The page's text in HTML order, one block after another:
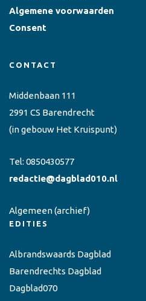
Algemene voorwaarden
Consent
CONTACT
Middenbaan 111
2991 CS Barendrecht
(in gebouw Het Kruispunt)
Tel: 0850430577
redactie@dagblad010.nl
Algemeen(archief)
EDITIES
Albrandswaards Dagblad
Barendrechts Dagblad
Dagblad070